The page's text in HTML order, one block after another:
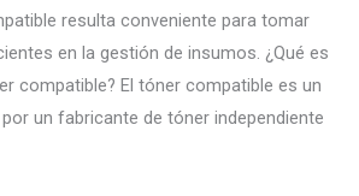
resulta conveniente para tomar
en la gestión de insumos. ¿Qué es
compatible? El tóner compatible es un
un fabricante de tóner independiente